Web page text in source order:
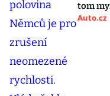
tom
Auto.cz